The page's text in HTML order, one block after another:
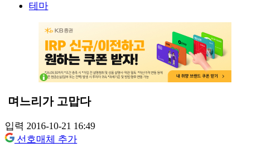
테마
며느리가 고맙다
입력 2016-10-21 16:49
선호매체 추가